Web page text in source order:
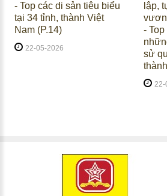
- Top các di sản tiêu biểu
tại 34 tỉnh, thành Việt
Nam (P.14)
22-05-2026
lập,
vươn
-
sử
22-